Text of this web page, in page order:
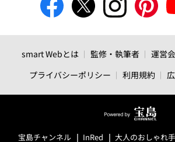
smart Webとは 監修・執筆者 運営
プライバシーポリシー
利用規約
宝島チャンネル InRed 大人のおしゃれ